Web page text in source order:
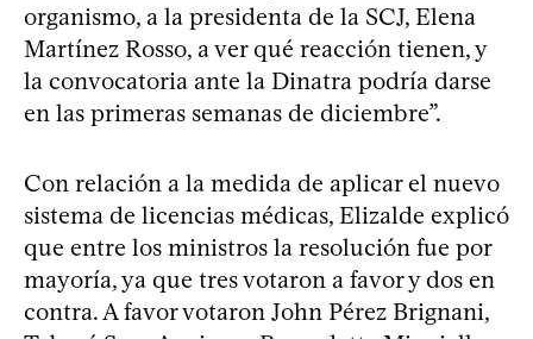
organismo, a la presidenta de la SCJ, Elena
Martínez Rosso, a ver qué reacción tienen, y
la convocatoria ante la Dinatra podría darse
en las primeras semanas de diciembre”.
Con relación a la medida de aplicar el nuevo
sistema de licencias médicas, Elizalde explicó
que entre los ministros la resolución fue por
mayoría, ya que tres votaron a favor y dos en
contra. A favor votaron John Pérez Brignani,